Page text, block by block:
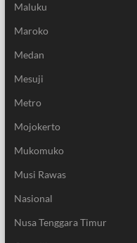
Maluku
Maroko
Medan
Mesuji
Metro
Mojokerto
Mukomuko
Musi Rawas
Nasional
Nusa Tenggara Timur